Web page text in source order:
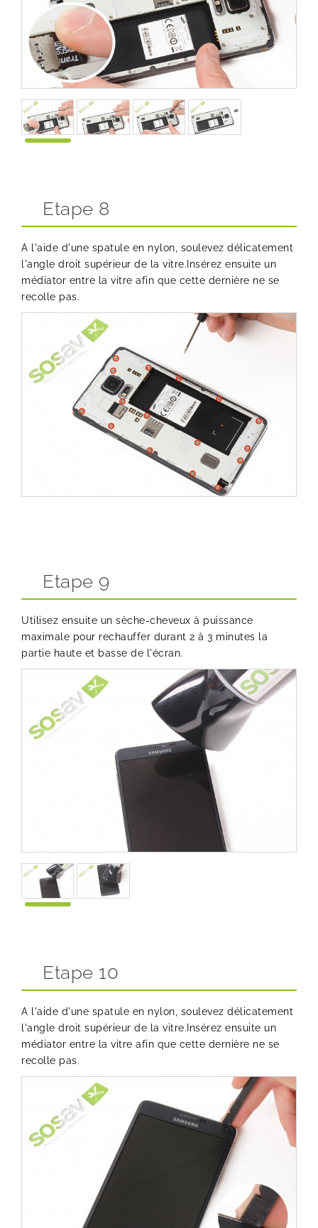
Etape 8
A l'aide d'une spatule en nylon, soulevez délicatement
l'angle droit supérieur de la vitre.Insérez ensuite un
médiator entre la vitre afin que cette dernière ne se
recolle pas.
Etape 9
Utilisez ensuite un sèche-cheveux à puissance
maximale pour rechauffer durant 2 à 3 minutes la
partie haute et basse de l'écran.
Etape 10
A l'aide d'une spatule en nylon, soulevez délicatement
l'angle droit supérieur de la vitre.Insérez ensuite un
médiator entre la vitre afin que cette dernière ne se
recolle pas.